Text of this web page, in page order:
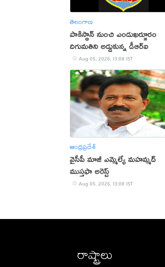
తెలంగాణ
పాకిస్థాన్‌ నుంచి ఎండుఖర్జూరం
దిగుమతిని అడ్డుకున్న డీఆర్‌ఐ
Aug 05, 2026, 13:08 IST
ఆంధ్రప్రదేశ్
వైసీపీ మాజీ ఎమ్మెల్యే మ‌హమ్మ‌ద్
ముస్త‌ఫా అరెస్ట్
Aug 05, 2026, 13:08 IST
రాష్ట్రాలు